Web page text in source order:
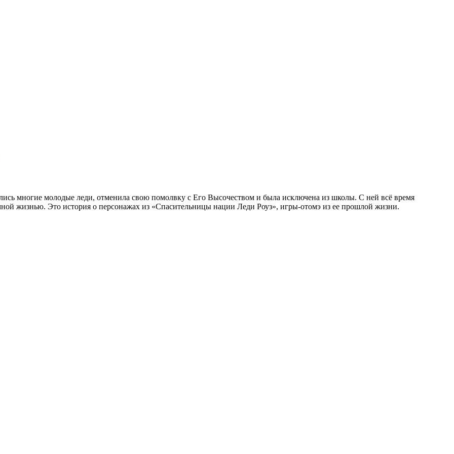
многие молодые леди, отменила свою помолвку с Его Высочеством и была исключена из школы. С ней всё время
жизнью. Это история о персонажах из «Спасительницы нации Леди Роуз», игры-отомэ из ее прошлой жизни.